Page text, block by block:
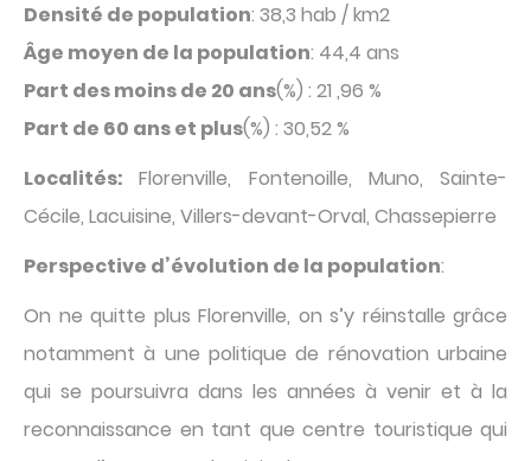
Densité de population: 38,3 hab / km2
Âge moyen de la population: 44,4 ans
Part des moins de 20 ans(%) : 21 ,96 %
Part de 60 ans et plus(%) : 30,52 %
Localités:Florenville, Fontenoille, Muno, Sainte-
Cécile, Lacuisine, Villers-devant-Orval, Chassepierre
Perspective d’évolution de la population:
On ne quitte plus Florenville, on s’y réinstalle grâce
notamment à une politique de rénovation urbaine
qui se poursuivra dans les années à venir et à la
reconnaissance en tant que centre touristique qui